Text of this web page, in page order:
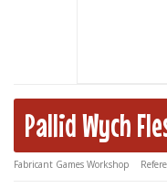
Pallid Wych
Fabricant Games Workshop